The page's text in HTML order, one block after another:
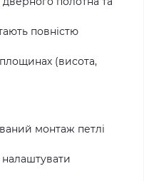
повністю
(висота,
монтаж петлі